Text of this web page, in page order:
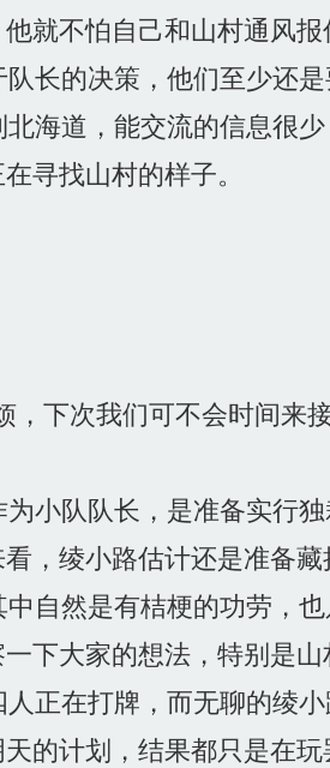
就不怕自己和山村通风报
的决策，他们至少还是
海道，能交流的信息很
寻找山村的样子。
下次我们可不会时间来
小队队长，是准备实行
，绫小路估计还是准备藏
自然是有桔梗的功劳，
下大家的想法，特别是山
正在打牌，而无聊的绫
的计划，结果都只是在玩